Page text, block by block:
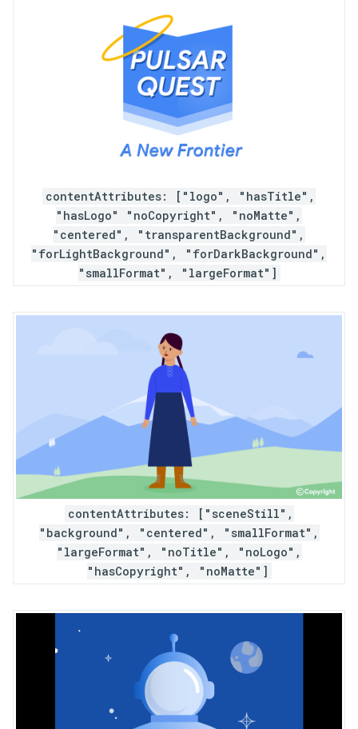
contentAttributes: ["logo", "hasTitle",
"hasLogo" "noCopyright", "noMatte",
"centered", "transparentBackground",
"forLightBackground", "forDarkBackground",
"smallFormat", "largeFormat"]
contentAttributes: ["sceneStill",
"background", "centered", "smallFormat",
"largeFormat", "noTitle", "noLogo",
"hasCopyright", "noMatte"]